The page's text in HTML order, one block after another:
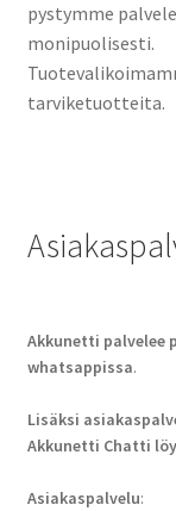
pystymme
monipuolisesti.
tarviketuotteita.
Akkunetti palvelee
whatsappissa.
Lisäksi
Akkunetti Chatti
Asiakaspalvelu: